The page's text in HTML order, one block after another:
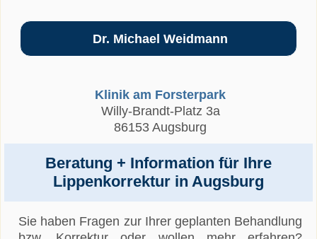
Dr. Michael Weidmann
Klinik am Forsterpark
Willy-Brandt-Platz 3a
86153 Augsburg
Beratung + Information für Ihre
Lippenkorrektur in Augsburg
Sie haben Fragen zur Ihrer geplanten Behandlung